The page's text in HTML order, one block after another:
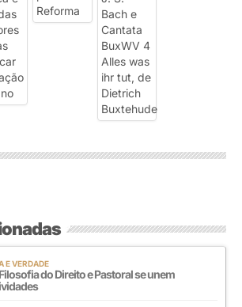
E VERDADE
do Direito e Pastoral se unem